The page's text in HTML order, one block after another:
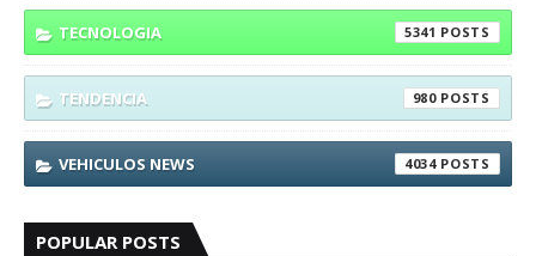
TECNOLOGIA 5341
TENDENCIA 980
VEHICULOS NEWS 4034
POPULAR POSTS